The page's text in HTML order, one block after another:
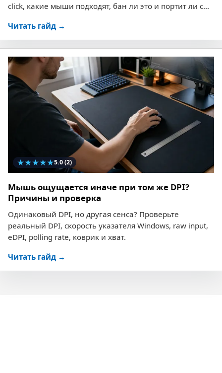
click, какие мыши подходят, бан ли это и портит ли с...
Читать гайд →
★★★★★5.0(2)
Мышь ощущается иначе при том же DPI?
Причины и проверка
Одинаковый DPI, но другая сенса? Проверьте
реальный DPI, скорость указателя Windows, raw input,
eDPI, polling rate, коврик и хват.
Читать гайд →